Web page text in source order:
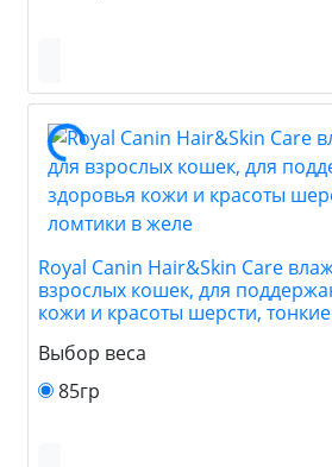
Royal Canin Hair&Skin Care
взрослых кошек, для
кожи и красоты шерсти,
Выбор веса
85гр